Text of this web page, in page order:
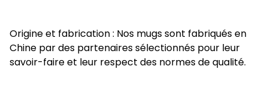
Origine et fabrication : Nos mugs sont fabriqués en
Chine par des partenaires sélectionnés pour leur
savoir-faire et leur respect des normes de qualité.